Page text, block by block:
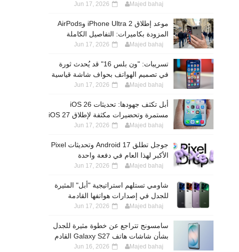
Majed bahaj
Jun 17, 2026
موعد إطلاق iPhone Ultra 2 وAirPods
المزودة بكاميرات: التفاصيل الكاملة
Majed bahaj
Jun 17, 2026
تسريبات: "ون بلس 16" قد يُحدث ثورة
في تصميم الهواتف بحواف شاشة قياسية
Majed bahaj
Jun 17, 2026
أبل تكثف جهودها: تحديثات iOS 26
مستمرة وتحضيرات مكثفة لإطلاق iOS 27
Majed bahaj
Jun 17, 2026
جوجل تطلق Android 17 وتحديثات Pixel
الأكبر لهذا العام في دفعة واحدة
Majed bahaj
Jun 17, 2026
شاومي تستلهم استراتيجية "أبل" المثيرة
للجدل في إصدارات هواتفها القادمة
Majed bahaj
Jun 17, 2026
سامسونج تتراجع عن خطوة مثيرة للجدل
بشأن شاشات هاتف Galaxy S27 القادم
Majed bahaj
Jun 16, 2026